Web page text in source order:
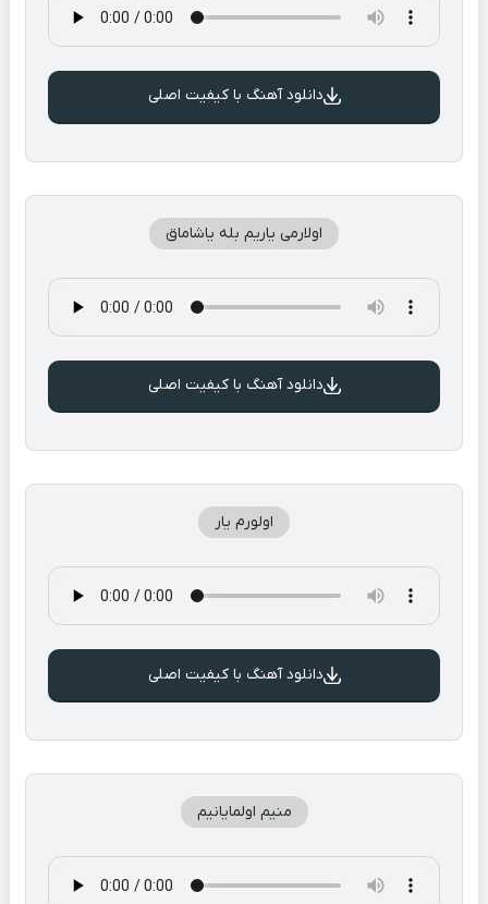
دانلود آهنگ با کیفیت اصلی
اولارمی یاریم بله یاشاماق
دانلود آهنگ با کیفیت اصلی
اولورم یار
دانلود آهنگ با کیفیت اصلی
منیم اولمایانیم